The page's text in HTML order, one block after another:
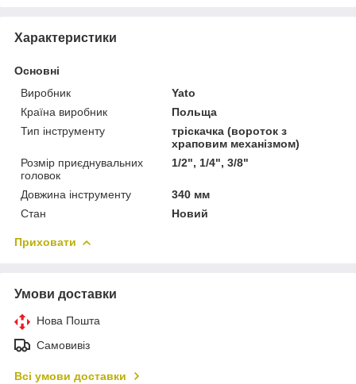
Характеристики
Основні
Виробник
Yato
Країна виробник
Польща
Тип інструменту
тріскачка (вороток з
храповим механізмом)
Розмір приєднувальних
головок
1/2", 1/4", 3/8"
Довжина інструменту
340 мм
Стан
Новий
Приховати
Умови доставки
Нова Пошта
Самовивіз
Всі умови доставки